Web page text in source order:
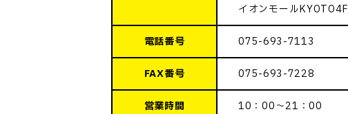
イオンモールKYOTO4F
電話番号 075-693-7113
FAX番号 075-693-7228
営業時間 10：00～21：00